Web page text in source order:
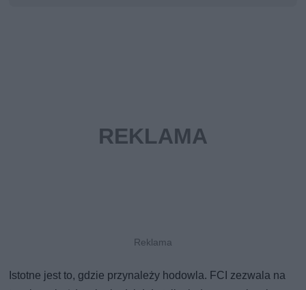
Istotne jest to, gdzie przynależy hodowla. FCI zezwala na